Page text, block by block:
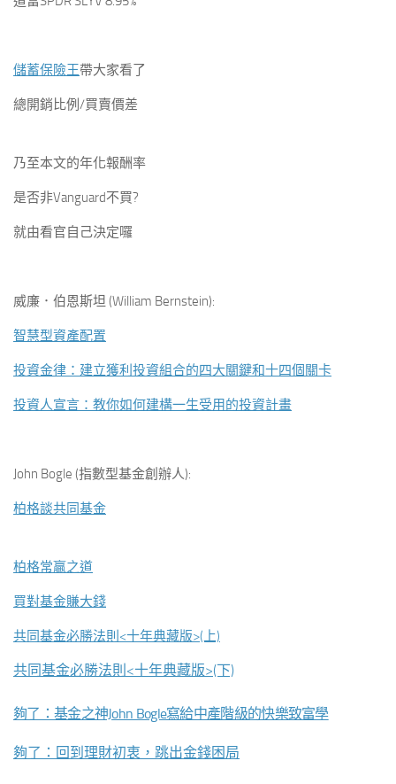
儲蓄保險王帶大家看了
總開銷比例/買賣價差
乃至本文的年化報酬率
是否非Vanguard不買?
就由看官自己決定囉
威廉．伯恩斯坦 (William Bernstein):
智慧型資產配置
投資金律：建立獲利投資組合的四大關鍵和十四個關卡
投資人宣言：教你如何建構一生受用的投資計畫
John Bogle (指數型基金創辦人):
柏格談共同基金
柏格常贏之道
買對基金賺大錢
共同基金必勝法則<十年典藏版>(上)
共同基金必勝法則<十年典藏版>(下)
夠了：基金之神John Bogle寫給中產階級的快樂致富學
夠了：回到理財初衷，跳出金錢困局